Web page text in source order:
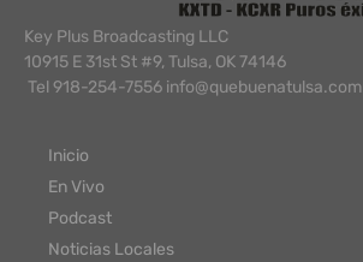
Key Plus Broadcasting LLC
10915 E 31st St #9, Tulsa, OK 74146
Tel 918-254-7556 info@quebuenatulsa.com
Inicio
En Vivo
Podcast
Noticias Locales